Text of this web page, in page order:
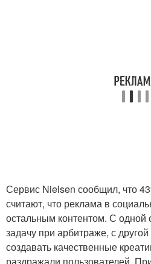
Сервис Nielsen сообщил, что
считают, что реклама в
остальным контентом. С одной
задачу при арбитраже, с
создавать качественные